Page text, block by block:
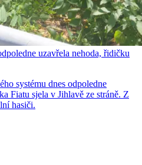
uzavřela nehoda, řidičku
systému dnes odpoledne
Fiatu sjela v Jihlavě ze stráně. Z
hasiči.